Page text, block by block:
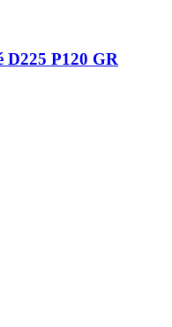
D225 P120 GR